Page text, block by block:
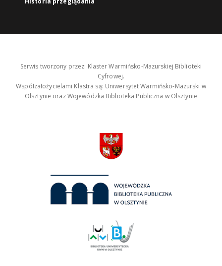
Serwis tworzony przez: Klaster Warmińsko-Mazurskiej Biblioteki
Cyfrowej.
Współzałożycielami Klastra są: Uniwersytet Warmińsko-Mazurski w
Olsztynie oraz Wojewódzka Biblioteka Publiczna w Olsztynie